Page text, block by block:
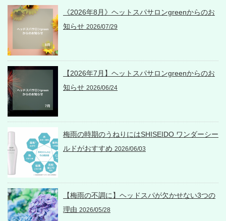
《2026年8月》ヘットスパサロンgreenからのお
知らせ 2026/07/29
【2026年7月】ヘットスパサロンgreenからのお
知らせ 2026/06/24
梅雨の時期のうねりにはSHISEIDO ワンダーシー
ルドがおすすめ 2026/06/03
【梅雨の不調に】ヘッドスパが欠かせない3つの
理由 2026/05/28